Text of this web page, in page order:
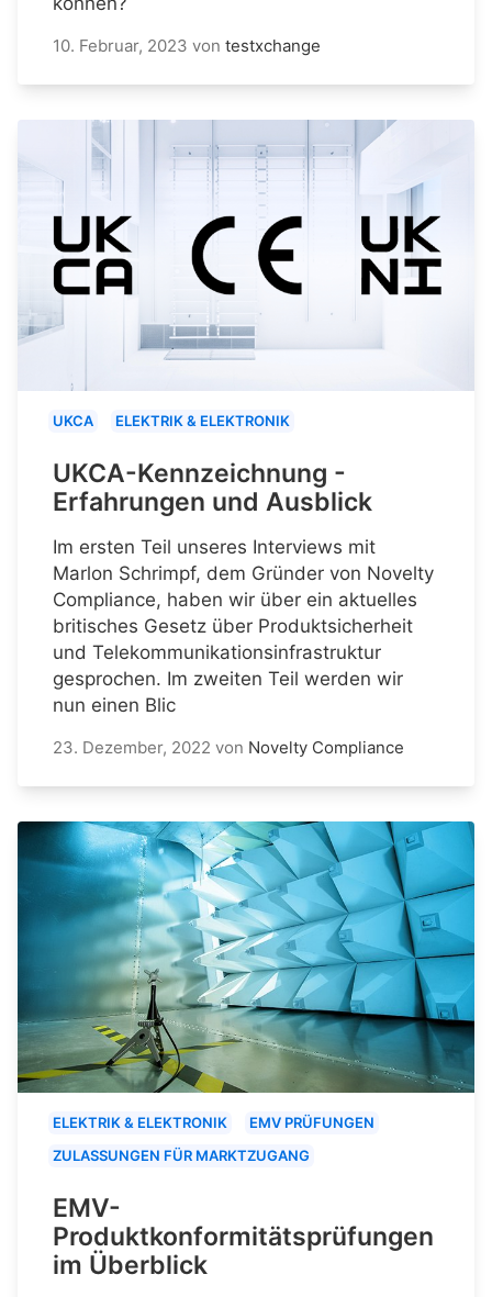
10. Februar, 2023 von testxchange
UKCA ELEKTRIK & ELEKTRONIK
UKCA-Kennzeichnung -
Erfahrungen und Ausblick
Im ersten Teil unseres Interviews mit
Marlon Schrimpf, dem Gründer von Novelty
Compliance, haben wir über ein aktuelles
britisches Gesetz über Produktsicherheit
und Telekommunikationsinfrastruktur
gesprochen. Im zweiten Teil werden wir
nun einen Blic
23. Dezember, 2022 von Novelty Compliance
ELEKTRIK & ELEKTRONIK
EMV PRÜFUNGEN
ZULASSUNGEN FÜR MARKTZUGANG
EMV-
Produktkonformitätsprüfungen
im Überblick